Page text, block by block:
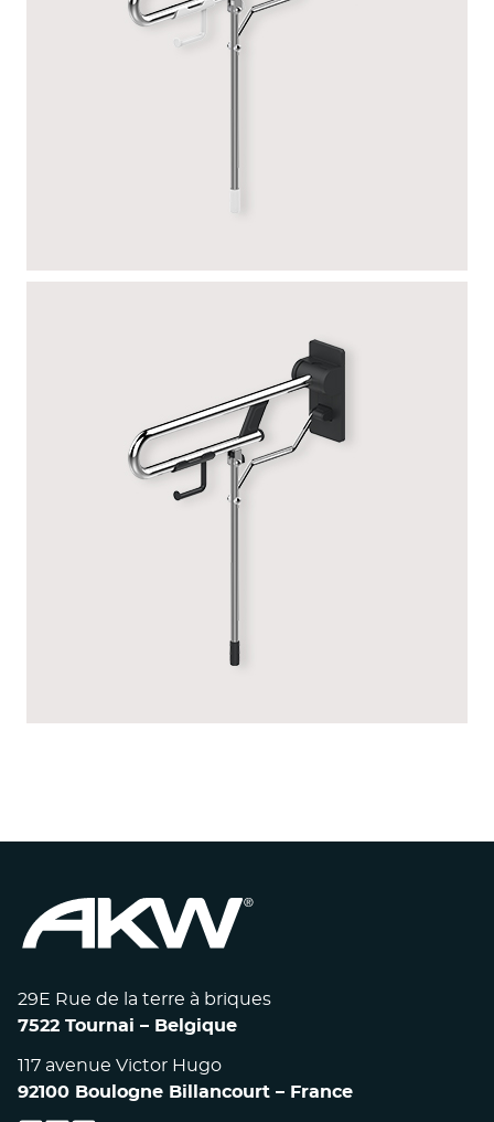
29E Rue de la terre à briques
7522 Tournai – Belgique
117 avenue Victor Hugo
92100 Boulogne Billancourt – France